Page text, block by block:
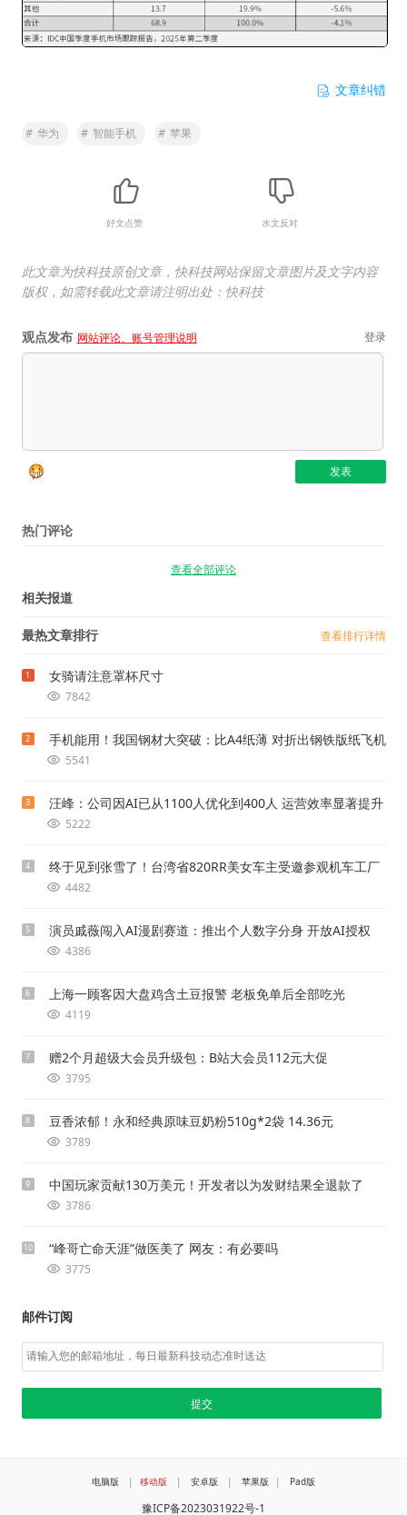
文章纠错
# 华为 # 智能手机 # 苹果
好文点赞 水文反对
此文章为快科技原创文章，快科技网站保留文章图片及文字内容
版权，如需转载此文章请注明出处：快科技
观点发布 网站评论、账号管理说明 登录
热门评论
查看全部评论
相关报道
最热文章排行 查看排行详情
1 女骑请注意罩杯尺寸
7842
2 手机能用！我国钢材大突破：比A4纸薄 对折出钢铁版纸飞机
5541
3 汪峰：公司因AI已从1100人优化到400人 运营效率显著提升
5222
4 终于见到张雪了！台湾省820RR美女车主受邀参观机车工厂
4482
5 演员戚薇闯入AI漫剧赛道：推出个人数字分身 开放AI授权
4386
6 上海一顾客因大盘鸡含土豆报警 老板免单后全部吃光
4119
7 赠2个月超级大会员升级包：B站大会员112元大促
3795
8 豆香浓郁！永和经典原味豆奶粉510g*2袋 14.36元
3789
9 中国玩家贡献130万美元！开发者以为发财结果全退款了
3786
10 “峰哥亡命天涯”做医美了 网友：有必要吗
3775
邮件订阅
电脑版 | 移动版 | 安卓版 | 苹果版 | Pad版
豫ICP备2023031922号-1